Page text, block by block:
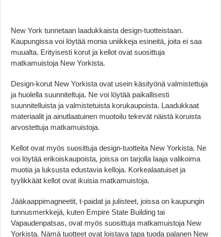
New York tunnetaan laadukkaista design-tuotteistaan.
Kaupungissa voi löytää monia uniikkeja esineitä, joita ei saa
muualta. Erityisesti korut ja kellot ovat suosittuja
matkamuistoja New Yorkista.
Design-korut New Yorkista ovat usein käsityönä valmistettuja
ja huolella suunniteltuja. Ne voi löytää paikallisesti
suunnitelluista ja valmistetuista korukaupoista. Laadukkaat
materiaalit ja ainutlaatuinen muotoilu tekevät näistä koruista
arvostettuja matkamuistoja.
Kellot ovat myös suosittuja design-tuotteita New Yorkista. Ne
voi löytää erikoiskaupoista, joissa on tarjolla laaja valikoima
muotia ja luksusta edustavia kelloja. Korkealaatuiset ja
tyylikkäät kellot ovat ikuisia matkamuistoja.
Jääkaappimagneetit, t-paidat ja julisteet, joissa on kaupungin
tunnusmerkkejä, kuten Empire State Building tai
Vapaudenpatsas, ovat myös suosittuja matkamuistoja New
Yorkista. Nämä tuotteet ovat loistava tapa tuoda palanen New